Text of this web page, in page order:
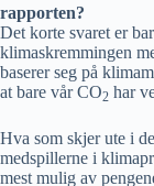
rapporten?
Det korte svaret er
klimaskremmingen
baserer seg på
at bare vår CO2 har
Hva som skjer ute i
medspillerne i
mest mulig av